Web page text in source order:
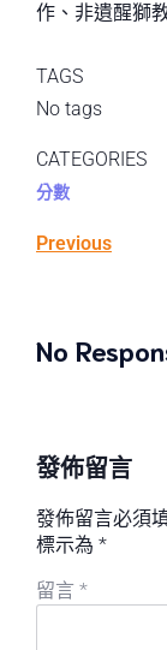
作、非遺醒獅
TAGS
No tags
CATEGORIES
分數
Previous
No
發佈留言
發佈留言必須
標示為 *
留言 *